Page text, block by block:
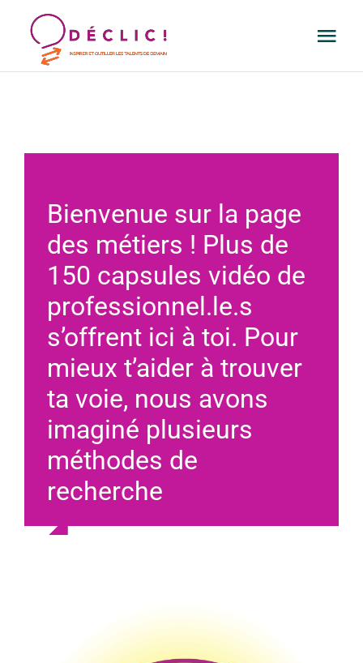
Passer
contenu
CONTACT
FAIRE UN DON
Bienvenue sur la page
des métiers ! Plus de
150 capsules vidéo de
professionnel.le.s
s’offrent ici à toi. Pour
mieux t’aider à trouver
ta voie, nous avons
imaginé plusieurs
méthodes de
recherche